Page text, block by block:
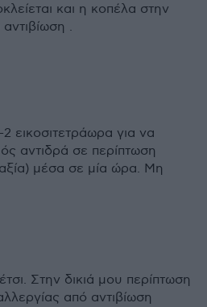
και η κοπέλα στην
.
εικοσιτετράωρα για να
αντιδρά σε περίπτωση
μέσα σε μία ώρα. Μη
Στην δικιά μου περίπτωση
από αντιβίωση